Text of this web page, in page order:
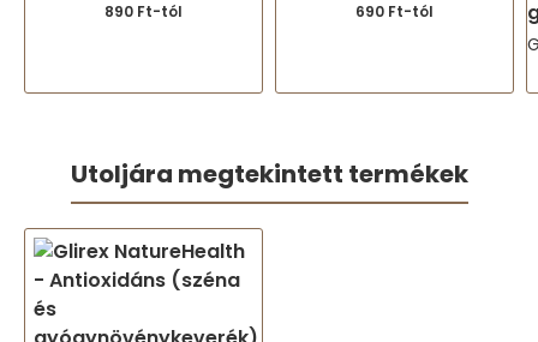
890 Ft-tól 690 Ft-tól
Utoljára megtekintett termékek